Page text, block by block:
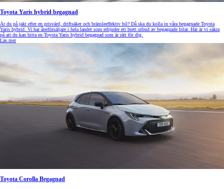
Toyota Yaris hybrid begagnad
Är du på jakt efter en prisvärd, driftsäker och bränsleeffektiv bil? Då ska du kolla in våra begagnade Toyota
Yaris hybrid. Vi har återförsäljare i hela landet som erbjuder ett brett utbud av begagnade bilar. Här är vi säkra
på att du kan hitta en Toyota Yaris hybrid begagnad som är rätt för dig.
Läs mer
Toyota Corolla Begagnad